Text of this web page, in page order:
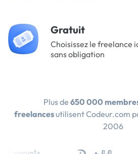
Gratuit
Choisissez le freelance
sans obligation
Plus de 650 000
freelances utilisent Codeur.com
2006